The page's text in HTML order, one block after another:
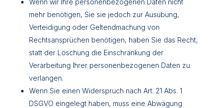
Wenn wir Ihre personenbezogenen Daten nicht
mehr benötigen, Sie sie jedoch zur Ausübung,
Verteidigung oder Geltendmachung von
Rechtsansprüchen benötigen, haben Sie das Recht,
statt der Löschung die Einschränkung der
Verarbeitung Ihrer personenbezogenen Daten zu
verlangen.
Wenn Sie einen Widerspruch nach Art. 21 Abs. 1
DSGVO eingelegt haben, muss eine Abwägung